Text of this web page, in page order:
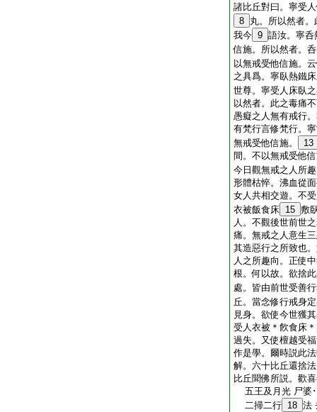
諸比丘對曰。寧受
8 丸。所以然者
我今 9 語汝。寧呑
信施。所以然者。
以無戒受他信施。
之具爲。寧臥熱鐵
世尊。寧受人床臥
以然者。此之毒痛
愚癡之人無有戒行
有梵行言修梵行。
無戒受他信施。
13
間。不以無戒受他
今日觀無戒之人所
形體枯悴。沸血從
女人共相交遊。不
衣被飯食床 15 敷
人。不觀後世前世
痛。無戒之人意生
其造惡行之所致也
人之所趣向。正使
根。何以故。欲捨
處。皆由前世受善
丘。當念修行戒身
見身。欲使今世獲
受人衣被＊飮食床
過失。又使檀越受
作是學。爾時説此
解。六十比丘還捨
比丘聞佛所説。歡
五王及月光 尸婆
二掃二行 18 法